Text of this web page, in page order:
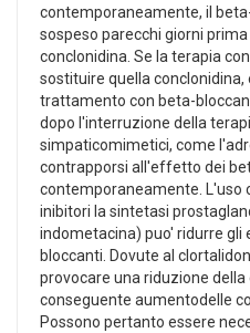
contemporaneamente, il
sospeso parecchi giorni
conclonidina. Se la terapia
sostituire quella conclonidina,
trattamento con beta-
dopo l'interruzione della
simpaticomimetici, come
contrapporsi all'effetto dei
contemporaneamente. L'uso
inibitori la sintetasi
indometacina) puo' ridurre
bloccanti. Dovute al
provocare una riduzione
conseguente aumentodelle
Possono pertanto essere